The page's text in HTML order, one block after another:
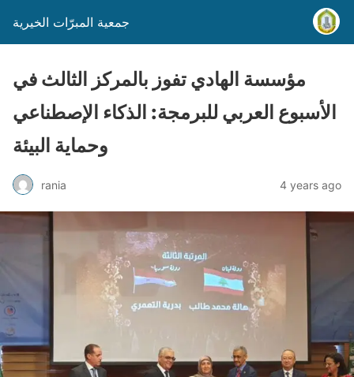
جمعية المبرّات الخيرية
مؤسسة الهادي تفوز بالمركز الثالث في
الأسبوع العربي للبرمجة: الذكاء الإصطناعي
وحماية البيئة
rania 4 years ago